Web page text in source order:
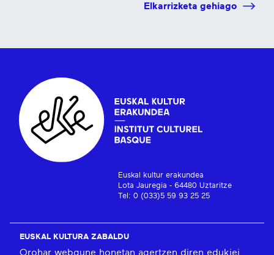
Elkarrizketa gehiago
Euskal kultur erakundea
Lota Jauregia - 64480 Uztaritze
Tel: 0 (033)5 59 93 25 25
EUSKAL KULTURA ZABALDU
Orohar webgune honetan agertzen diren edukiei